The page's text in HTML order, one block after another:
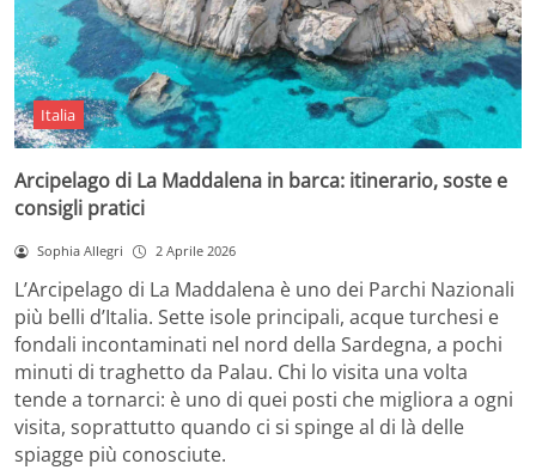
Italia
Arcipelago di La Maddalena in barca: itinerario, soste e
consigli pratici
Sophia Allegri 2 Aprile 2026
L’Arcipelago di La Maddalena è uno dei Parchi Nazionali
più belli d’Italia. Sette isole principali, acque turchesi e
fondali incontaminati nel nord della Sardegna, a pochi
minuti di traghetto da Palau. Chi lo visita una volta
tende a tornarci: è uno di quei posti che migliora a ogni
visita, soprattutto quando ci si spinge al di là delle
spiagge più conosciute.